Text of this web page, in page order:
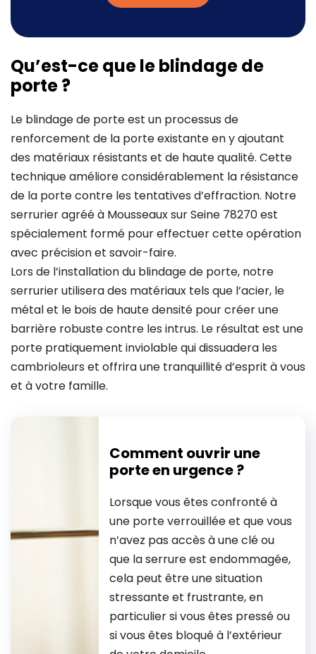
Qu’est-ce que le blindage de
porte ?
Le blindage de porte est un processus de
renforcement de la porte existante en y ajoutant
des matériaux résistants et de haute qualité. Cette
technique améliore considérablement la résistance
de la porte contre les tentatives d’effraction. Notre
serrurier agréé à Mousseaux sur Seine 78270 est
spécialement formé pour effectuer cette opération
avec précision et savoir-faire.
Lors de l’installation du blindage de porte, notre
serrurier utilisera des matériaux tels que l’acier, le
métal et le bois de haute densité pour créer une
barrière robuste contre les intrus. Le résultat est une
porte pratiquement inviolable qui dissuadera les
cambrioleurs et offrira une tranquillité d’esprit à vous
et à votre famille.
Comment ouvrir une
porte en urgence ?
Lorsque vous êtes confronté à
une porte verrouillée et que vous
n’avez pas accès à une clé ou
que la serrure est endommagée,
cela peut être une situation
stressante et frustrante, en
particulier si vous êtes pressé ou
si vous êtes bloqué à l’extérieur